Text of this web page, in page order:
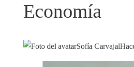
Economía
Sofía Carvajal